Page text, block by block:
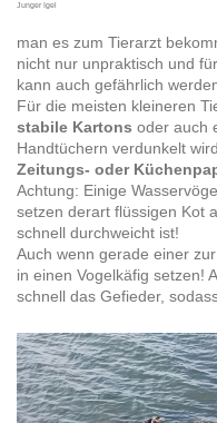
Junger Igel
man es zum Tierarzt
nicht nur unpraktisch und
kann auch gefährlich
Für die meisten kleineren
stabile Kartons oder auch
Handtüchern verdunkelt
Zeitungs- oder
Achtung: Einige
setzen derart flüssigen Kot
schnell durchweicht ist!
Auch wenn gerade einer
in einen Vogelkäfig setzen!
schnell das Gefieder,